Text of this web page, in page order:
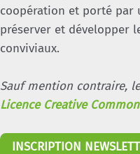
coopération et porté par
préserver et développer
conviviaux.
Sauf mention contraire,
Licence Creative
INSCRIPTION